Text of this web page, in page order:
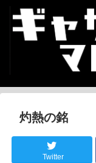
灼熱の銘
Twitter